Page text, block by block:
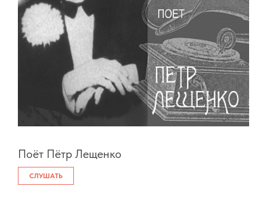
Поёт Пётр Лещенко
СЛУШАТЬ